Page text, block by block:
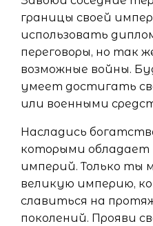
границы своей
использовать
переговоры, но так
возможные войны.
умеет достигать
или военными
Насладись
которыми обладает
империй. Только ты
великую империю,
славиться на
поколений. Прояви